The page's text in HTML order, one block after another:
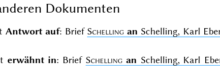
Dokumenten
Antwort auf: Brief Schelling an Schelling, Karl
erwähnt in: Brief Schelling an Schelling, Karl